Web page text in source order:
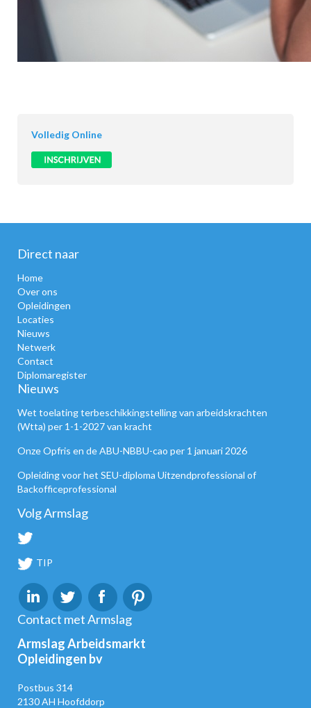
Volledig Online
Direct naar
Home
Over ons
Opleidingen
Locaties
Nieuws
Netwerk
Contact
Diplomaregister
Nieuws
Wet toelating terbeschikkingstelling van arbeidskrachten
(Wtta) per 1-1-2027 van kracht
Onze Opfris en de ABU-NBBU-cao per 1 januari 2026
Opleiding voor het SEU-diploma Uitzendprofessional of
Backofficeprofessional
Volg Armslag
TIP
Contact met Armslag
Armslag Arbeidsmarkt
Opleidingen bv
Postbus 314
2130 AH Hoofddorp